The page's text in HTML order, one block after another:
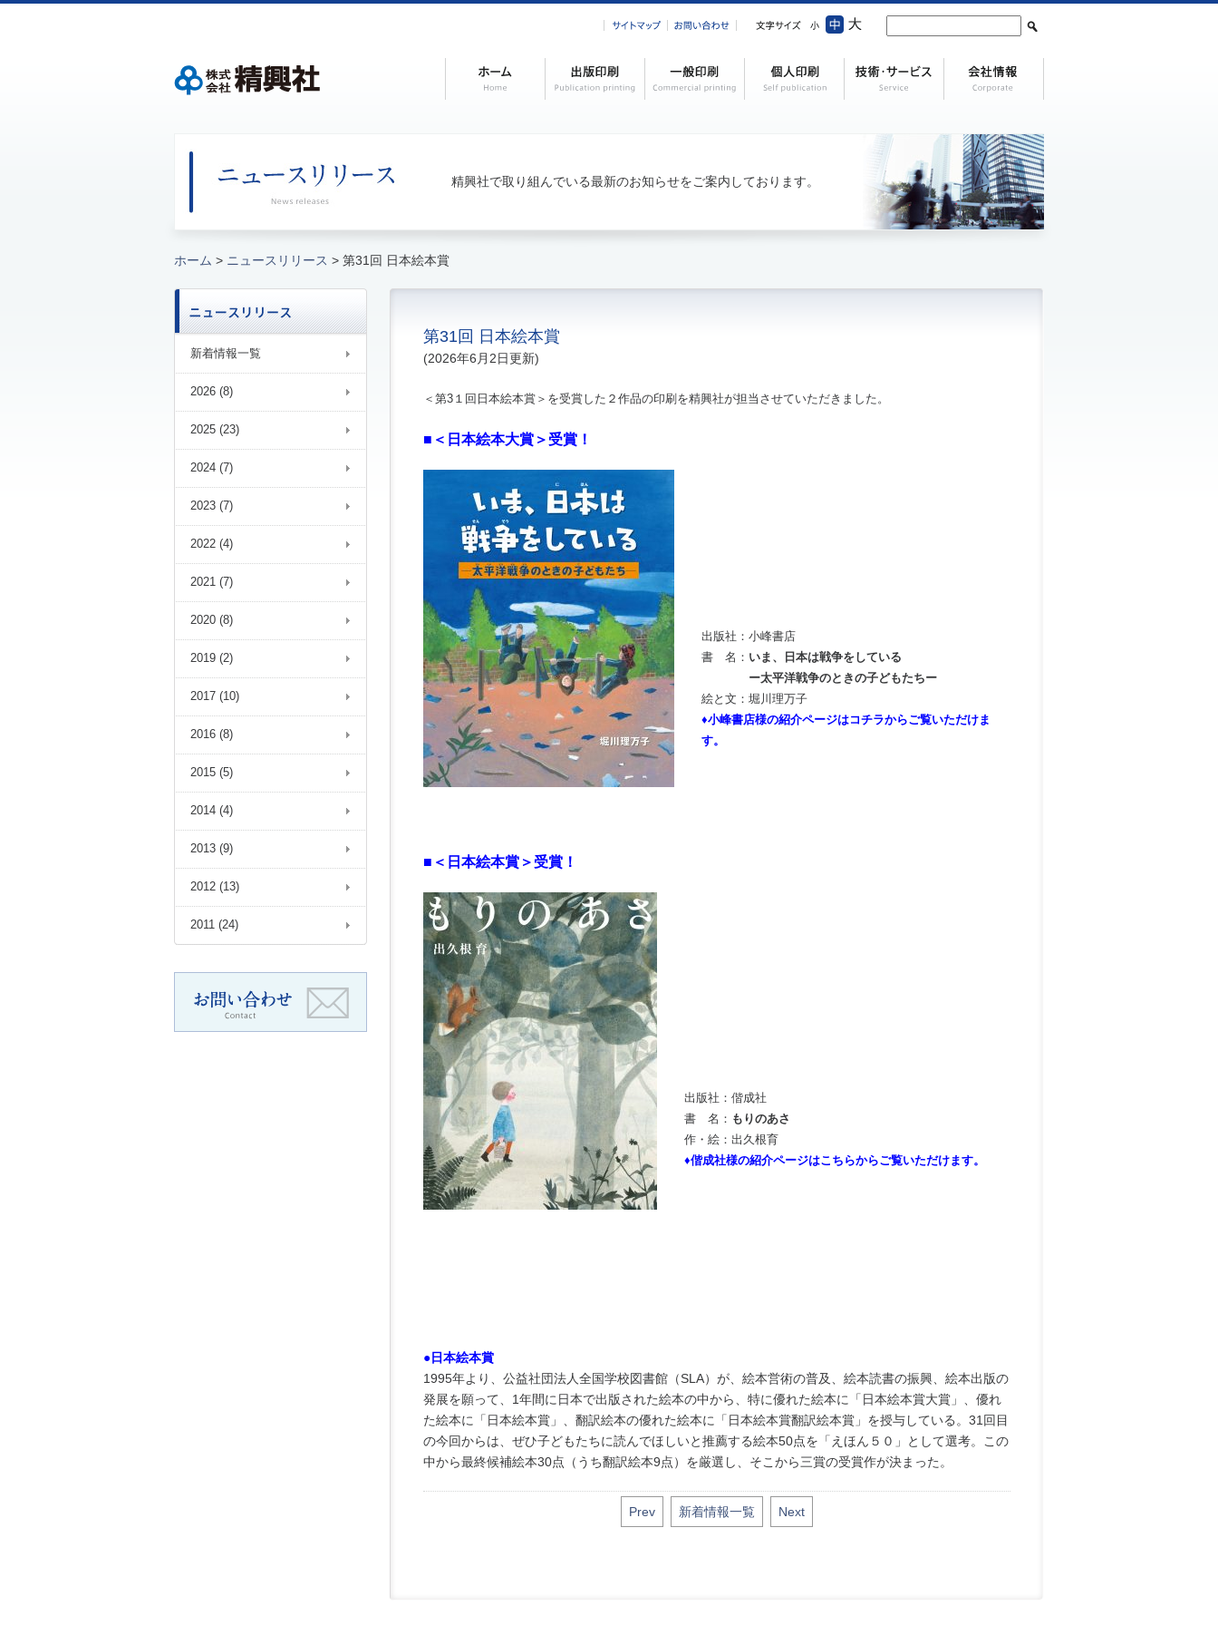
精興社で取り組んでいる最新のお知らせをご案内しております。
ホーム > ニュースリリース > 第31回 日本絵本賞
新着情報一覧
2026 (8)
2025 (23)
2024 (7)
2023 (7)
2022 (4)
2021 (7)
2020 (8)
2019 (2)
2017 (10)
2016 (8)
2015 (5)
2014 (4)
2013 (9)
2012 (13)
2011 (24)
第31回 日本絵本賞
(2026年6月2日更新)
＜第3１回日本絵本賞＞を受賞した２作品の印刷を精興社が担当させていただきました。
■＜日本絵本大賞＞受賞！
出版社：小峰書店
書 名： いま、日本は戦争をしている
ー太平洋戦争のときの子どもたちー
絵と文：堀川理万子
♦小峰書店様の紹介ページはコチラからご覧いただけま
す。
■＜日本絵本賞＞受賞！
出版社：偕成社
書 名： もりのあさ
作・絵：出久根育
♦偕成社様の紹介ページはこちらからご覧いただけます。
●日本絵本賞
1995年より、公益社団法人全国学校図書館（SLA）が、絵本営術の普及、絵本読書の振興、絵本出版の
発展を願って、1年間に日本で出版された絵本の中から、特に優れた絵本に「日本絵本賞大賞」、優れ
た絵本に「日本絵本賞」、翻訳絵本の優れた絵本に「日本絵本賞翻訳絵本賞」を授与している。31回目
の今回からは、ぜひ子どもたちに読んでほしいと推薦する絵本50点を「えほん５０」として選考。この
中から最終候補絵本30点（うち翻訳絵本9点）を厳選し、そこから三賞の受賞作が決まった。
Prev 新着情報一覧 Next